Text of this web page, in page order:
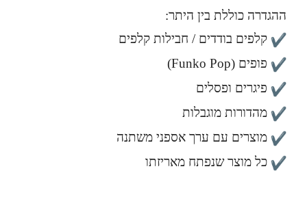
ההגדרה כוללת בין היתר:
קלפים בודדים / חבילות קלפים
פופים (Funko Pop)
פיגרים ופסלים
מהדורות מוגבלות
מוצרים עם ערך אספני משתנה
כל מוצר שנפתח מאריזתו